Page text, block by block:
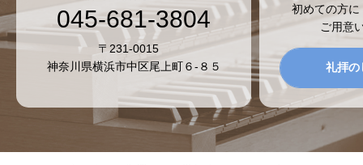
045-681-3804
〒231-0015
神奈川県横浜市中区尾上町６-８５
初めての方
ご用意
礼拝の